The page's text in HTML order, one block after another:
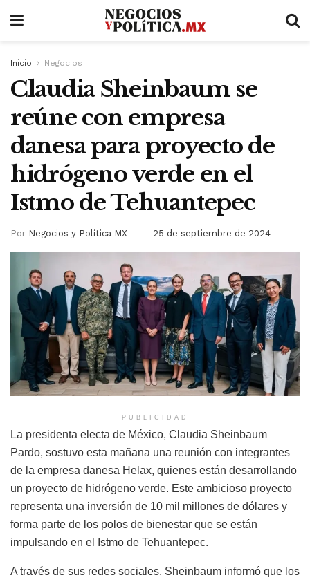
Inicio Negocios
Claudia Sheinbaum se
reúne con empresa
danesa para proyecto de
hidrógeno verde en el
Istmo de Tehuantepec
Por Negocios y Política MX 25 de septiembre de 2024
PUBLICIDAD
La presidenta electa de México, Claudia Sheinbaum
Pardo, sostuvo esta mañana una reunión con integrantes
de la empresa danesa Helax, quienes están desarrollando
un proyecto de hidrógeno verde. Este ambicioso proyecto
representa una inversión de 10 mil millones de dólares y
forma parte de los polos de bienestar que se están
impulsando en el Istmo de Tehuantepec.
A través de sus redes sociales, Sheinbaum informó que los